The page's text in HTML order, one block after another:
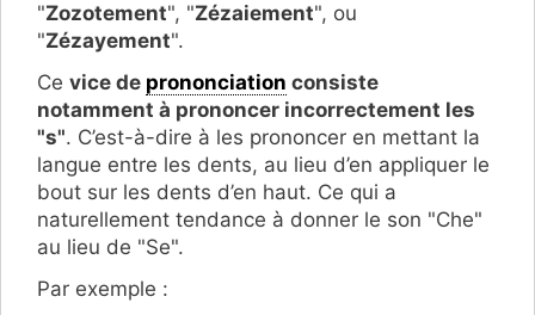
"Zozotement", "Zézaiement", ou
"Zézayement".
Ce vice de prononciation consiste
notamment à prononcer incorrectement les
"s". C’est-à-dire à les prononcer en mettant la
langue entre les dents, au lieu d’en appliquer le
bout sur les dents d’en haut. Ce qui a
naturellement tendance à donner le son "Che"
au lieu de "Se".
Par exemple :